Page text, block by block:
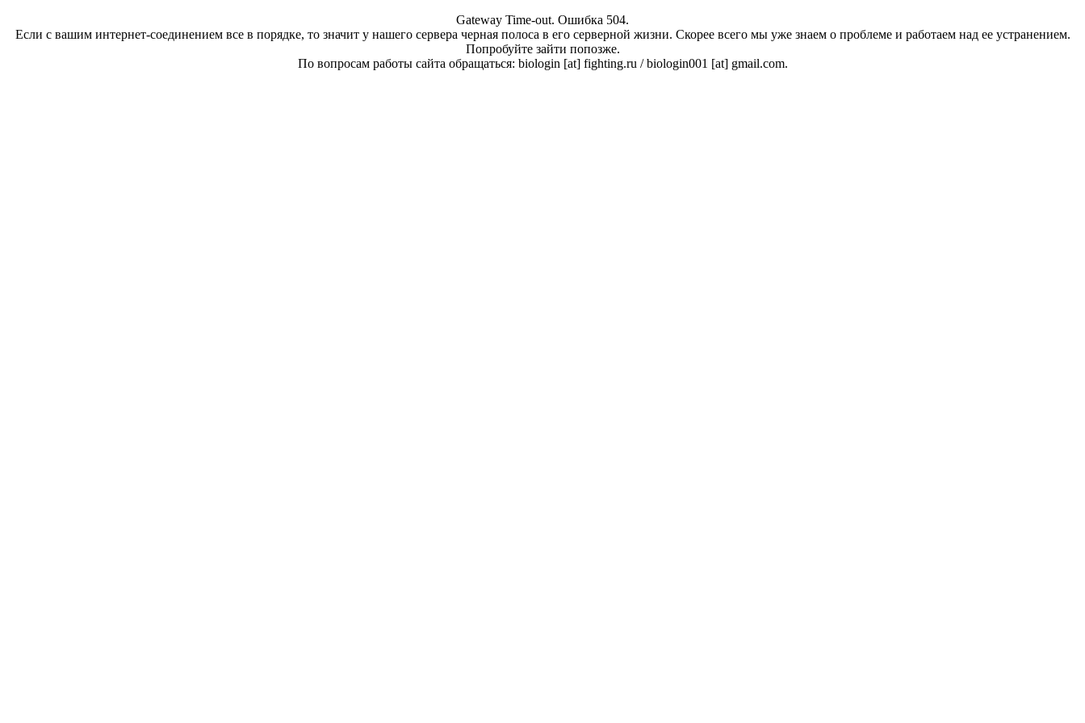
Gateway Time-out. Ошибка 504.
Если с вашим интернет-соединением все в порядке, то значит у нашего сервера черная полоса в его серверной жизни. Скорее всего мы уже знаем о проблеме и работаем над ее устранением.
Попробуйте зайти попозже.
По вопросам работы сайта обращаться: biologin [at] fighting.ru / biologin001 [at] gmail.com.